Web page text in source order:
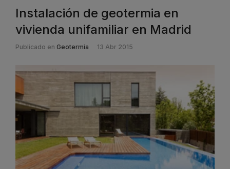
Instalación de geotermia en
vivienda unifamiliar en Madrid
Publicado en Geotermia 13 Abr 2015